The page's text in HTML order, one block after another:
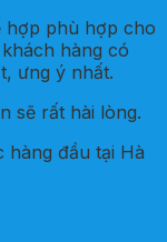
hợp phù hợp cho
hàng có
ưng ý nhất.
sẽ rất hài lòng.
hàng đầu tại Hà